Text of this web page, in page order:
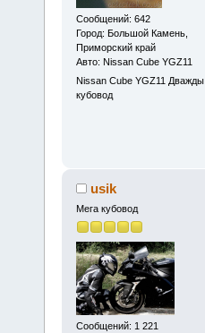
Сообщений: 642
Город: Большой Камень,
Приморский край
Авто: Nissan Cube YGZ11
Nissan Cube YGZ11 Дважды
кубовод
usik
Мега кубовод
Сообщений: 1 221